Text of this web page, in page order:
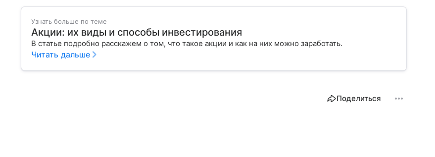
Узнать больше по теме
Акции: их виды и способы инвестирования
В статье подробно расскажем о том, что такое акции и как на них можно заработать.
Читать дальше
Поделиться